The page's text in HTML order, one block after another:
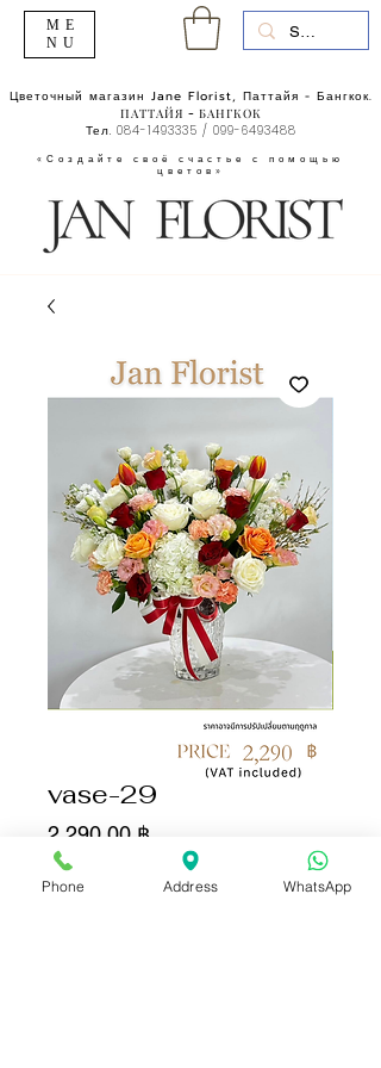
«Создайте своё счастье с помощью
цветов»
Цветочный магазин Jane Florist, Паттайя - Бангкок.
ПАТТАЙЯ - БАНГКОК
Тел. 084-1493335 / 099-6493488
ME
NU
vase-29
2 290,00 ฿Цена
Количество
Phone Address WhatsApp